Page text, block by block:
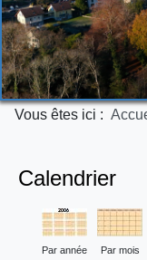
Vous êtes ici :
Calendrier
Par année Par mois